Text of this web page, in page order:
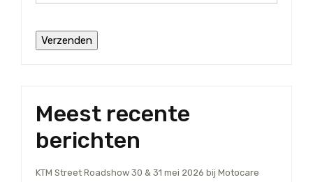
Meest recente
berichten
KTM Street Roadshow 30 & 31 mei 2026 bij Motocare